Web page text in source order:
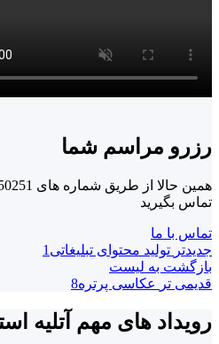
رزرو مراسم شما
تماس بگیرید
تماس با ما
جدیدتر تولید محتوای تبلیغاتی1
بازگشت به لیست
قدیمی تر
عکاسی پرتره8
رویداد های مهم آتلیه